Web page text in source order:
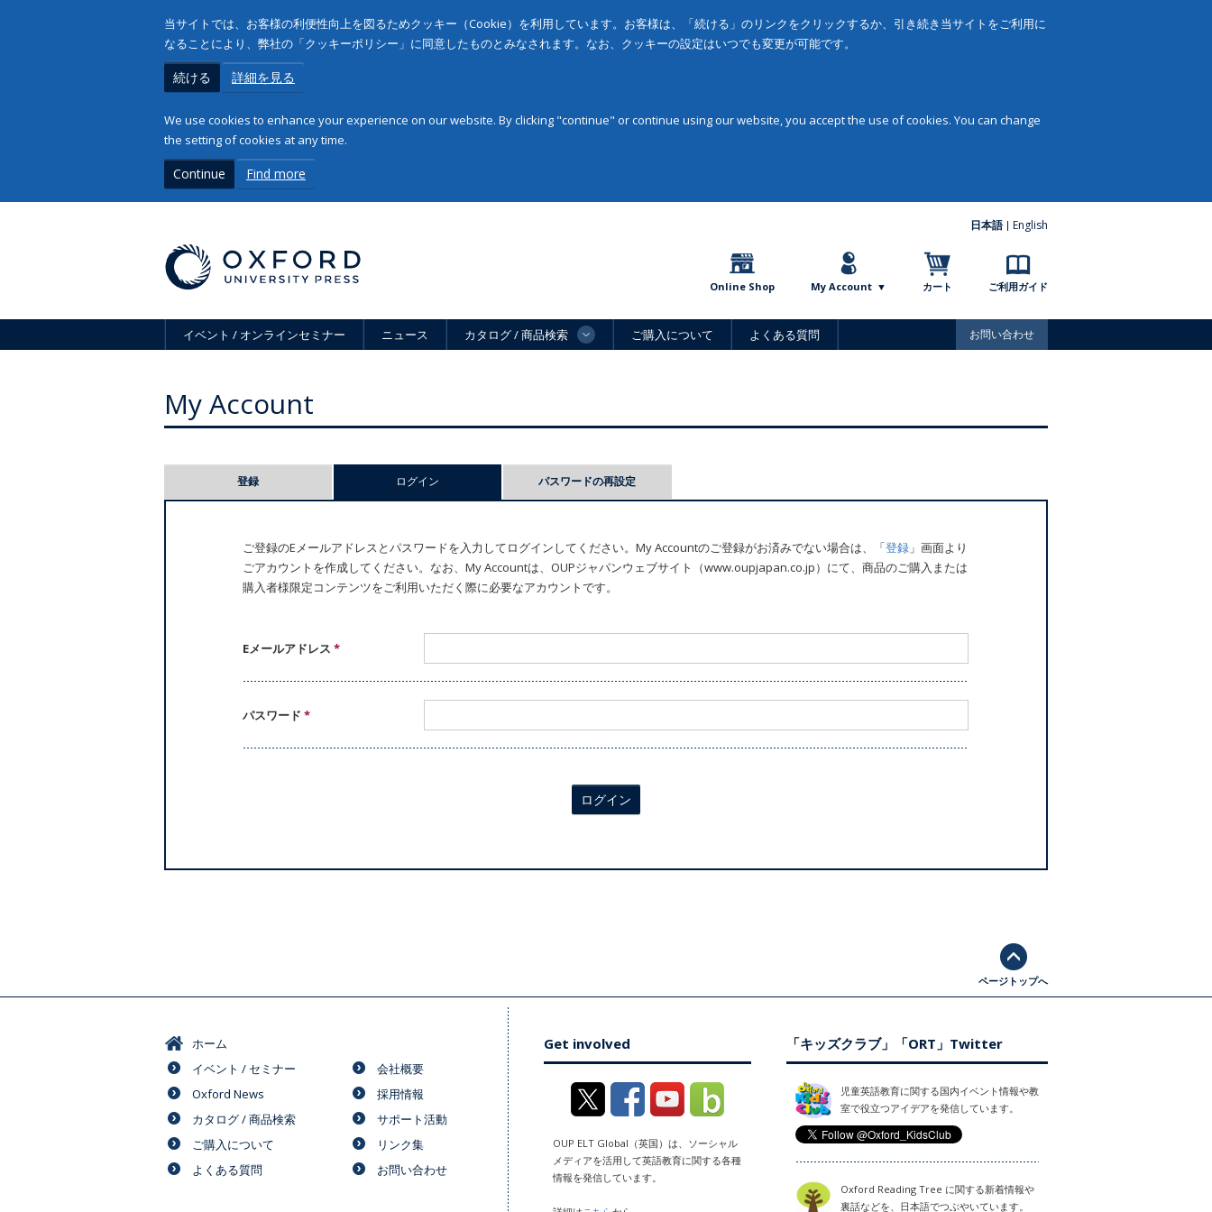
当サイトでは、お客様の利便性向上を図るためクッキー（Cookie）を利用しています。お客様は、「続ける」のリンクをクリックするか、引き続き当サイトをご利用に
なることにより、弊社の「クッキーポリシー」に同意したものとみなされます。なお、クッキーの設定はいつでも変更が可能です。
続ける 詳細を見る
We use cookies to enhance your experience on our website. By clicking "continue" or continue using our website, you accept the use of cookies. You can change
the setting of cookies at any time.
Continue Find more
日本語 English
Online Shop My Account カート ご利用ガイド
イベント / オンラインセミナー ニュース カタログ / 商品検索 ご購入について よくある質問 お問い合わせ
My Account
登録 ログイン パスワードの再設定
ご登録のEメールアドレスとパスワードを入力してログインしてください。My Accountのご登録がお済みでない場合は、「登録 」画面より
ごアカウントを作成してください。なお、My Accountは、OUPジャパンウェブサイト（www.oupjapan.co.jp）にて、商品のご購入または
購入者様限定コンテンツをご利用いただく際に必要なアカウントです。
Eメールアドレス*
パスワード*
ログイン
ページトップへ
ホーム
イベント / セミナー
Oxford News
カタログ / 商品検索
ご購入について
よくある質問
会社概要
採用情報
サポート活動
リンク集
お問い合わせ
Get involved
OUP ELT Global（英国）は、ソーシャル
メディアを活用して英語教育に関する各種
情報を発信しています。
「キッズクラブ」「ORT」Twitter
児童英語教育に関する国内イベント情報や教
室で役立つアイデアを発信しています。
Oxford Reading Tree に関する新着情報や
裏話などを、日本語でつぶやいています。